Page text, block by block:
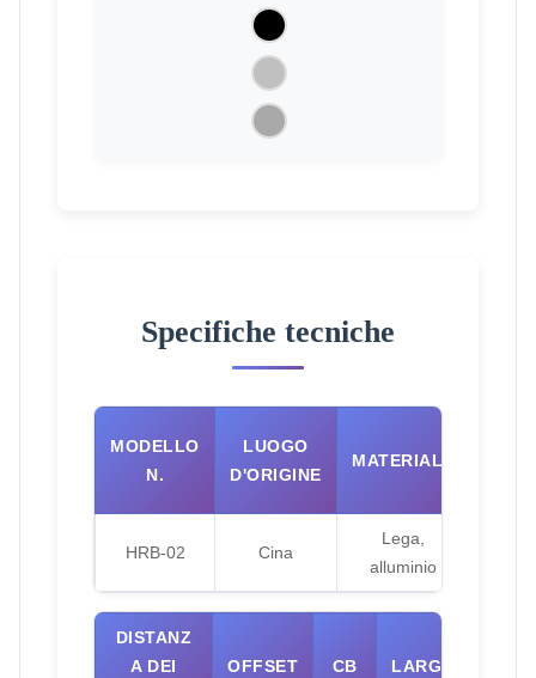
Specifiche tecniche
MODELLO
N.
LUOGO
D'ORIGINE
MATERIALE
HRB-02 Cina
Lega,
alluminio
DISTANZ
A DEI
OFFSET CB LARGHEZZA